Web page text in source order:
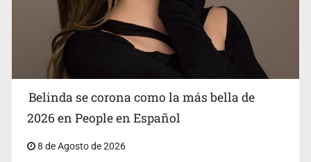
Ciclosporiasis no representa un riesgo epidemiológico
masivo
Belinda se corona como la más bella de
2026 en People en Español
8 de Agosto de 2026